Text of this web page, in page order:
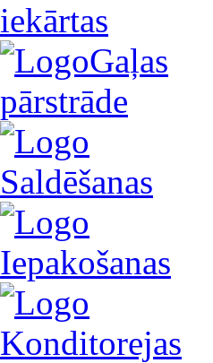
iekārtas
Gaļas
pārstrāde
Saldēšanas
Iepakošanas
Konditorejas